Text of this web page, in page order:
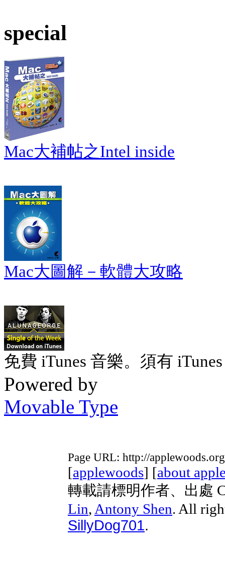
special
Mac大補帖之Intel inside
Mac大圖解－軟體大攻略
免費 iTunes 音樂。須有
Powered by
Movable Type
Page URL: http://
[applewoods] [about
轉載請標明作者、出處
Lin, Antony Shen. All
SillyDog701.